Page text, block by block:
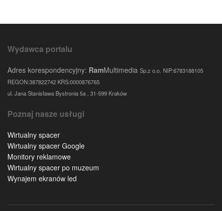
Wydawca portalu
Adres korespondencyjny: RamMultimedia Sp.z o.o. NIP:6783188105
REGON:387822742 KRS:0000876765
ul. Jana Stanisława Bystronia 5a , 31-599 Kraków
Poznaj nasze usługi
Wirtualny spacer
Wirtualny spacer Google
Monitory reklamowe
Wirtualny spacer po muzeum
Wynajem ekranów led